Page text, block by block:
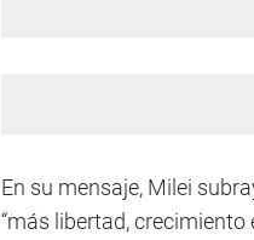
En su mensaje, Milei
“más libertad,